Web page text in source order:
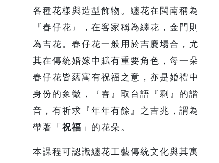
各種花樣與造型飾物。纏花在閩南稱為
『春仔花』，在客家稱為纏花，金門則
為吉花。春仔花一般用於吉慶場合，尤
其在傳統婚嫁中賦有重要角色，每一朵
春仔花皆蘊寓有祝福之意，亦是婚禮中
身份的象徵，『春』取台語『剩』的諧
音，有祈求『年年有餘』之吉兆，謂為
帶著「 祝福 」的花朵。
本課程可認識纏花工藝傳統文化與其寓